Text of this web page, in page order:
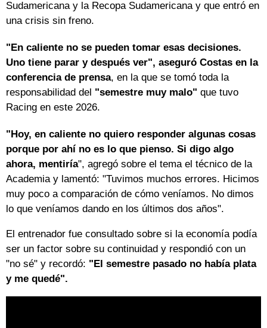
Sudamericana y la Recopa Sudamericana y que entró en
una crisis sin freno.
"En caliente no se pueden tomar esas decisiones.
Uno tiene parar y después ver", aseguró Costas en la
conferencia de prensa, en la que se tomó toda la
responsabilidad del "semestre muy malo" que tuvo
Racing en este 2026.
"Hoy, en caliente no quiero responder algunas cosas
porque por ahí no es lo que pienso. Si digo algo
ahora, mentiría", agregó sobre el tema el técnico de la
Academia y lamentó: "Tuvimos muchos errores. Hicimos
muy poco a comparación de cómo veníamos. No dimos
lo que veníamos dando en los últimos dos años".
El entrenador fue consultado sobre si la economía podía
ser un factor sobre su continuidad y respondió con un
"no sé" y recordó: "El semestre pasado no había plata
y me quedé".